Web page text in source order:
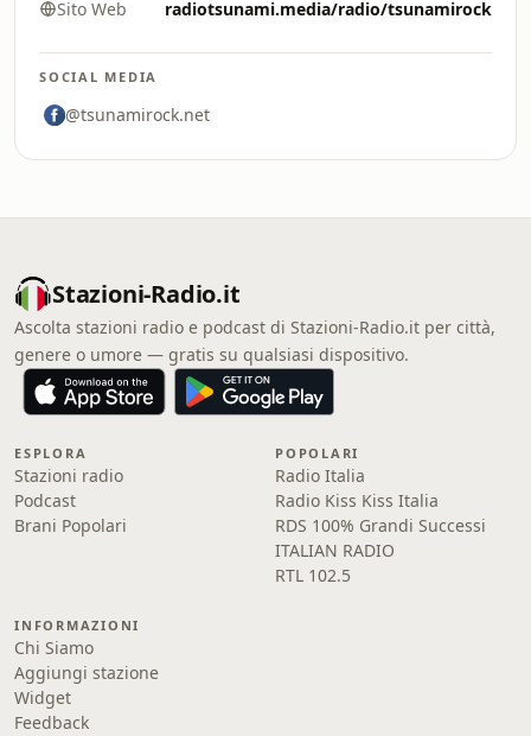
Sito Web radiotsunami.media/radio/tsunamirock
SOCIAL MEDIA
@tsunamirock.net
Stazioni-Radio.it
Ascolta stazioni radio e podcast di Stazioni-Radio.it per città,
genere o umore — gratis su qualsiasi dispositivo.
ESPLORA
Stazioni radio
Podcast
Brani Popolari
POPOLARI
Radio Italia
Radio Kiss Kiss Italia
RDS 100% Grandi Successi
ITALIAN RADIO
RTL 102.5
INFORMAZIONI
Chi Siamo
Aggiungi stazione
Widget
Feedback